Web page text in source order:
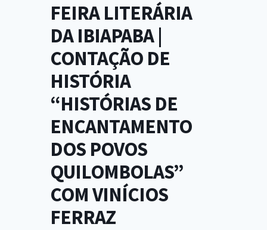
FEIRA LITERÁRIA
DA IBIAPABA |
CONTAÇÃO DE
HISTÓRIA
“HISTÓRIAS DE
ENCANTAMENTO
DOS POVOS
QUILOMBOLAS”
COM VINÍCIOS
FERRAZ